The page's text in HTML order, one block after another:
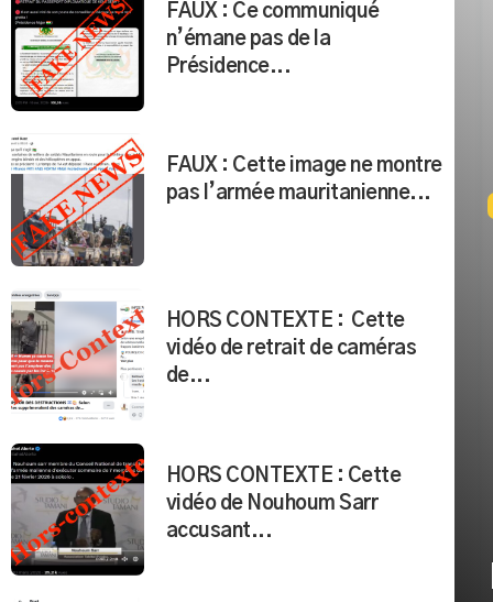
FAUX : Ce communiqué
n’émane pas de la
Présidence...
FAUX : Cette image ne montre
pas l’armée mauritanienne...
HORS CONTEXTE : Cette
vidéo de retrait de caméras
de...
HORS CONTEXTE : Cette
vidéo de Nouhoum Sarr
accusant...